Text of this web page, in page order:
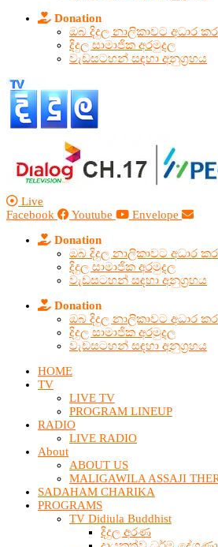
Donation
ඔබ දිදුල නාලිකාවට අධාර
දිදුල සාමාජික අරමුදල
වැඩසටහන් සඳහා අනුග්‍රහය
Live
Facebook
Youtube Envelope
Donation
ඔබ දිදුල නාලිකාවට අධාර
දිදුල සාමාජික අරමුදල
වැඩසටහන් සඳහා අනුග්‍රහය
Donation
ඔබ දිදුල නාලිකාවට අධාර
දිදුල සාමාජික අරමුදල
වැඩසටහන් සඳහා අනුග්‍රහය
HOME
TV
LIVE TV
PROGRAM LINEUP
RADIO
LIVE RADIO
About
ABOUT US
MALIGAWILA ASSAJI
SADAHAM CHARIKA
PROGRAMS
TV Didiula Buddhist
දිදුල අරණ